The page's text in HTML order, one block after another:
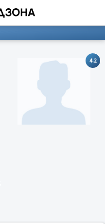
4.2